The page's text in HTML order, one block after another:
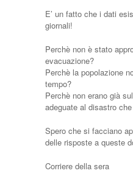
E’ un fatto che i dati
giornali!
Perchè non è stato
evacuazione?
Perchè la popolazione
tempo?
Perchè non erano già
adeguate al disastro
Spero che si facciano
delle risposte a queste
Corriere della sera